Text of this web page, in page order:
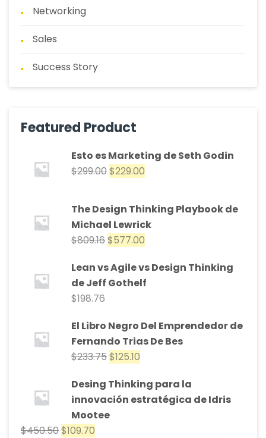
Networking
Sales
Success Story
Featured Product
Esto es Marketing de Seth Godin
$299.00$229.00
The Design Thinking Playbook de
Michael Lewrick
$809.16$577.00
Lean vs Agile vs Design Thinking
de Jeff Gothelf
$198.76
El Libro Negro Del Emprendedor de
Fernando Trias De Bes
$233.75$125.10
Desing Thinking para la
innovación estratégica de Idris
Mootee
$450.50$109.70